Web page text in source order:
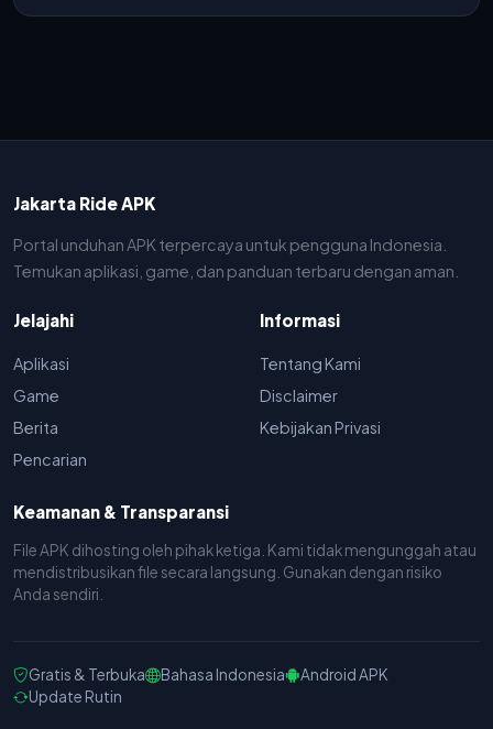
Jakarta Ride APK
Portal unduhan APK terpercaya untuk pengguna Indonesia.
Temukan aplikasi, game, dan panduan terbaru dengan aman.
Jelajahi
Aplikasi
Game
Berita
Pencarian
Informasi
Tentang Kami
Disclaimer
Kebijakan Privasi
Keamanan & Transparansi
File APK dihosting oleh pihak ketiga. Kami tidak mengunggah atau
mendistribusikan file secara langsung. Gunakan dengan risiko
Anda sendiri.
Gratis & Terbuka Bahasa Indonesia
Android APK
Update Rutin